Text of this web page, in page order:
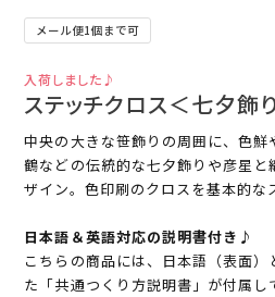
メール便1個まで可
入荷しました♪
ステッチクロス＜七夕飾
中央の大きな笹飾りの周囲に、色鮮
鶴などの伝統的な七夕飾りや彦星
ザイン。色印刷のクロスを基本的な
日本語＆英語対応の説明書付き♪
こちらの商品には、日本語（表面
た「共通つくり方説明書」が付属し